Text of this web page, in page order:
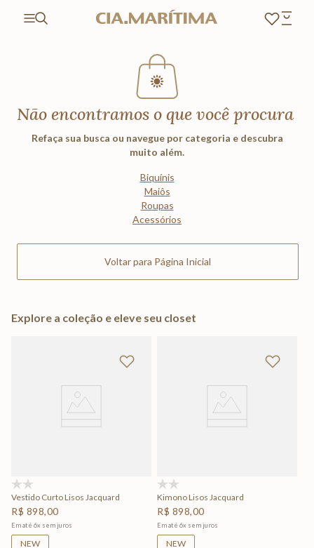
Não encontramos o que você procura
Refaça sua busca ou navegue por categoria e descubra
muito além.
Biquínis
Maiôs
Roupas
Acessórios
Voltar para Página Inicial
Explore a coleção e eleve seu closet
Vestido Curto Lisos Jacquard
R$ 898,00
Em até 6x sem juros
NEW
Kimono Lisos Jacquard
R$ 898,00
Em até 6x sem juros
NEW